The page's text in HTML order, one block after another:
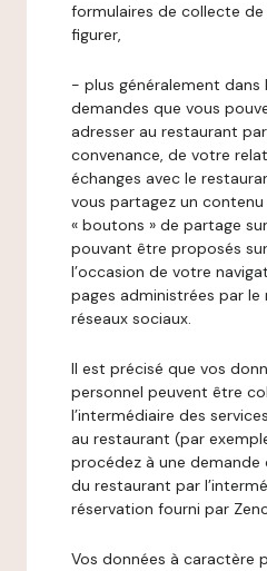
formulaires de collecte
figurer,
- plus généralement dans
demandes que vous
adresser au restaurant
convenance, de votre
échanges avec le
vous partagez un
« boutons » de partage
pouvant être proposés
l’occasion de votre
pages administrées par le
réseaux sociaux.
Il est précisé que vos
personnel peuvent être
l’intermédiaire des
au restaurant (par
procédez à une demande
du restaurant par
réservation fourni par
Vos données à caractère